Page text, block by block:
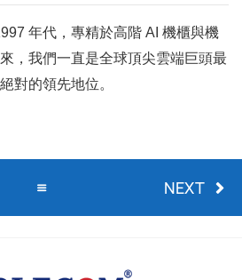
年代，專精於高階 AI 機櫃與機
，我們一直是全球頂尖雲端巨頭最
對的領先地位。
NEXT